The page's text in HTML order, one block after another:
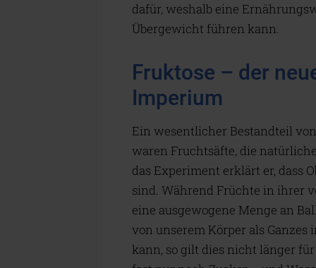
dafür, weshalb eine
Übergewicht führen kann.
Fruktose – der
Imperium
Ein wesentlicher Bestandteil
waren Fruchtsäfte, die
das Experiment erklärt er, dass
sind. Während Früchte in ihrer
eine ausgewogene Menge an
von unserem Körper als
kann, so gilt dies nicht länger